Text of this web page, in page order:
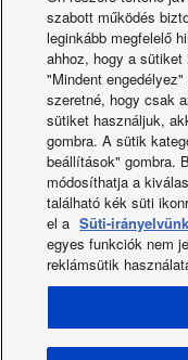
szabott működés
leginkább megfelelő
ahhoz, hogy a
"Mindent
szeretné, hogy csak
sütiket használjuk,
gombra. A sütik
beállítások" gombra.
módosíthatja a
található kék süti
el a Süti-
egyes funkciók nem
reklámsütik